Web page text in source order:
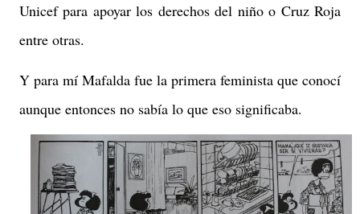
Unicef para apoyar los derechos del niño o Cruz Roja
entre otras.
Y para mí Mafalda fue la primera feminista que conocí
aunque entonces no sabía lo que eso significaba.